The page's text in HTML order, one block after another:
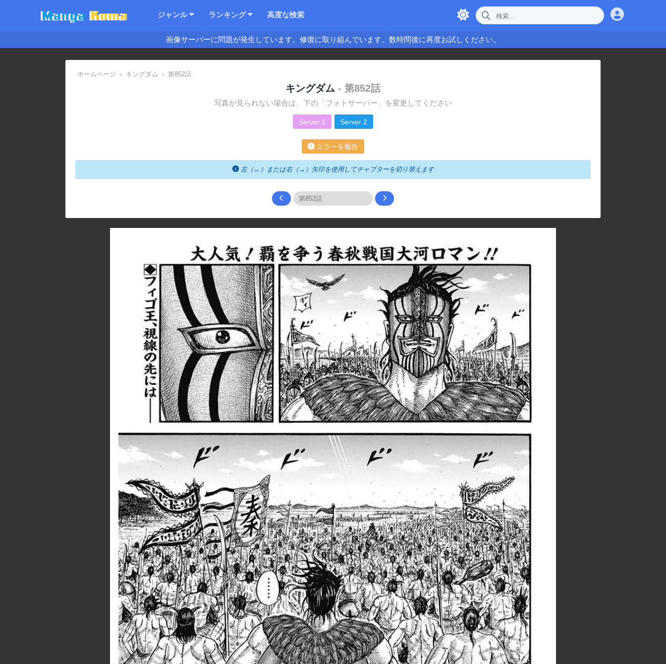
ジャンル ランキング 高度な検索
画像サーバーに問題が発生しています。修復に取り組んでいます。数時間後に再度お試しください。
ホームページ › キングダム › 第852話
キングダム - 第852話
写真が見られない場合は、下の「フォトサーバー」を変更してください
Server 1 Server 2
エラーを報告
左（←）または右（→）矢印を使用してチャプターを切り替えます